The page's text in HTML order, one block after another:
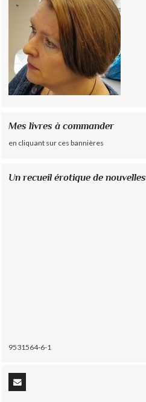
Mes livres à commander
en cliquant sur ces bannières
Un recueil érotique de nouvelles
9531564-6-1